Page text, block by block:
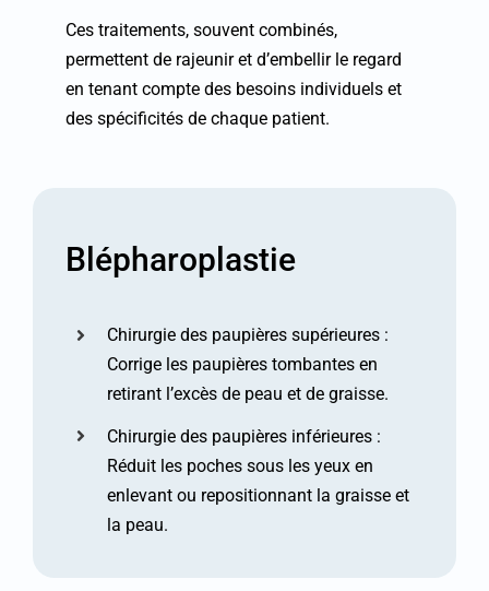
Ces traitements, souvent combinés,
permettent de rajeunir et d’embellir le regard
en tenant compte des besoins individuels et
des spécificités de chaque patient.
Blépharoplastie
Chirurgie des paupières supérieures :
Corrige les paupières tombantes en
retirant l’excès de peau et de graisse.
Chirurgie des paupières inférieures :
Réduit les poches sous les yeux en
enlevant ou repositionnant la graisse et
la peau.